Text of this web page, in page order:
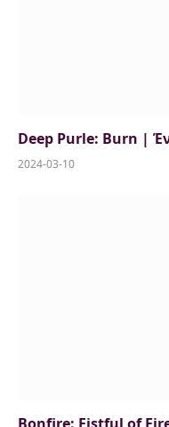
Deep Purle: Burn |
2024-03-10